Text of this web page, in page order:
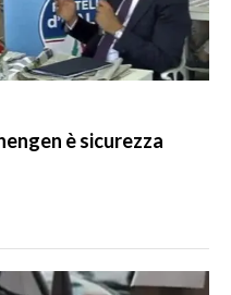
è sicurezza